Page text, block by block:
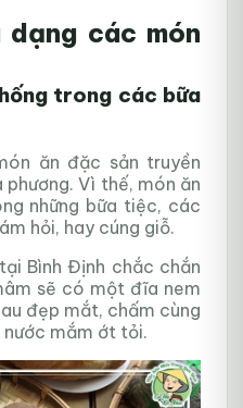
các món
trong các bữa
ăn đặc sản truyền
Vì thế, món ăn
những bữa tiệc, các
hỏi, hay cúng giỗ.
Bình Định chắc chắn
sẽ có một đĩa nem
đẹp mắt, chấm cùng
mắm ớt tỏi.